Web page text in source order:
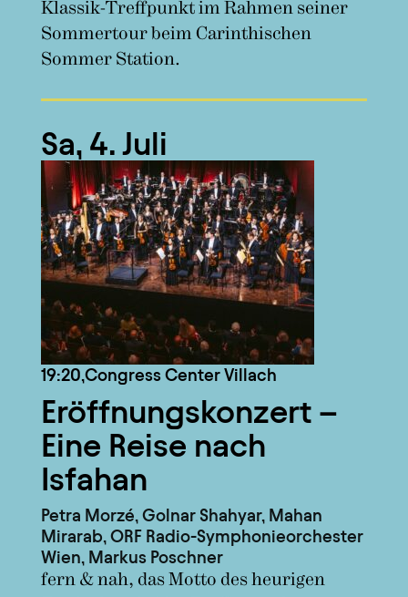
Klassik-Treffpunkt im Rahmen seiner
Sommertour beim Carinthischen
Sommer Station.
19:20,Congress Center Villach
Eröffnungskonzert –
Eine Reise nach
Isfahan
Petra Morzé, Golnar Shahyar, Mahan
Mirarab, ORF Radio-Symphonieorchester
Wien, Markus Poschner
Sa, 4. Juli
fern & nah, das Motto des heurigen